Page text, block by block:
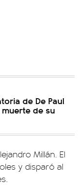
de De Paul
de su
Millán. El
y disparó al